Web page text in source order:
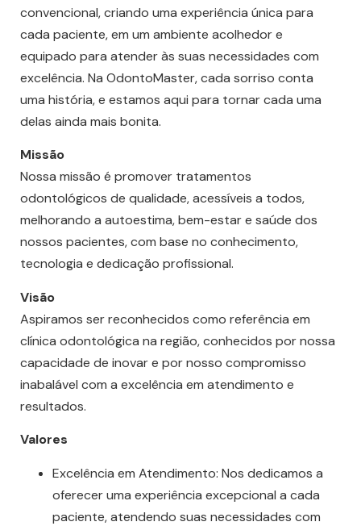
convencional, criando uma experiência única para
cada paciente, em um ambiente acolhedor e
equipado para atender às suas necessidades com
excelência. Na OdontoMaster, cada sorriso conta
uma história, e estamos aqui para tornar cada uma
delas ainda mais bonita.
Missão
Nossa missão é promover tratamentos
odontológicos de qualidade, acessíveis a todos,
melhorando a autoestima, bem-estar e saúde dos
nossos pacientes, com base no conhecimento,
tecnologia e dedicação profissional.
Visão
Aspiramos ser reconhecidos como referência em
clínica odontológica na região, conhecidos por nossa
capacidade de inovar e por nosso compromisso
inabalável com a excelência em atendimento e
resultados.
Valores
Excelência em Atendimento: Nos dedicamos a
oferecer uma experiência excepcional a cada
paciente, atendendo suas necessidades com